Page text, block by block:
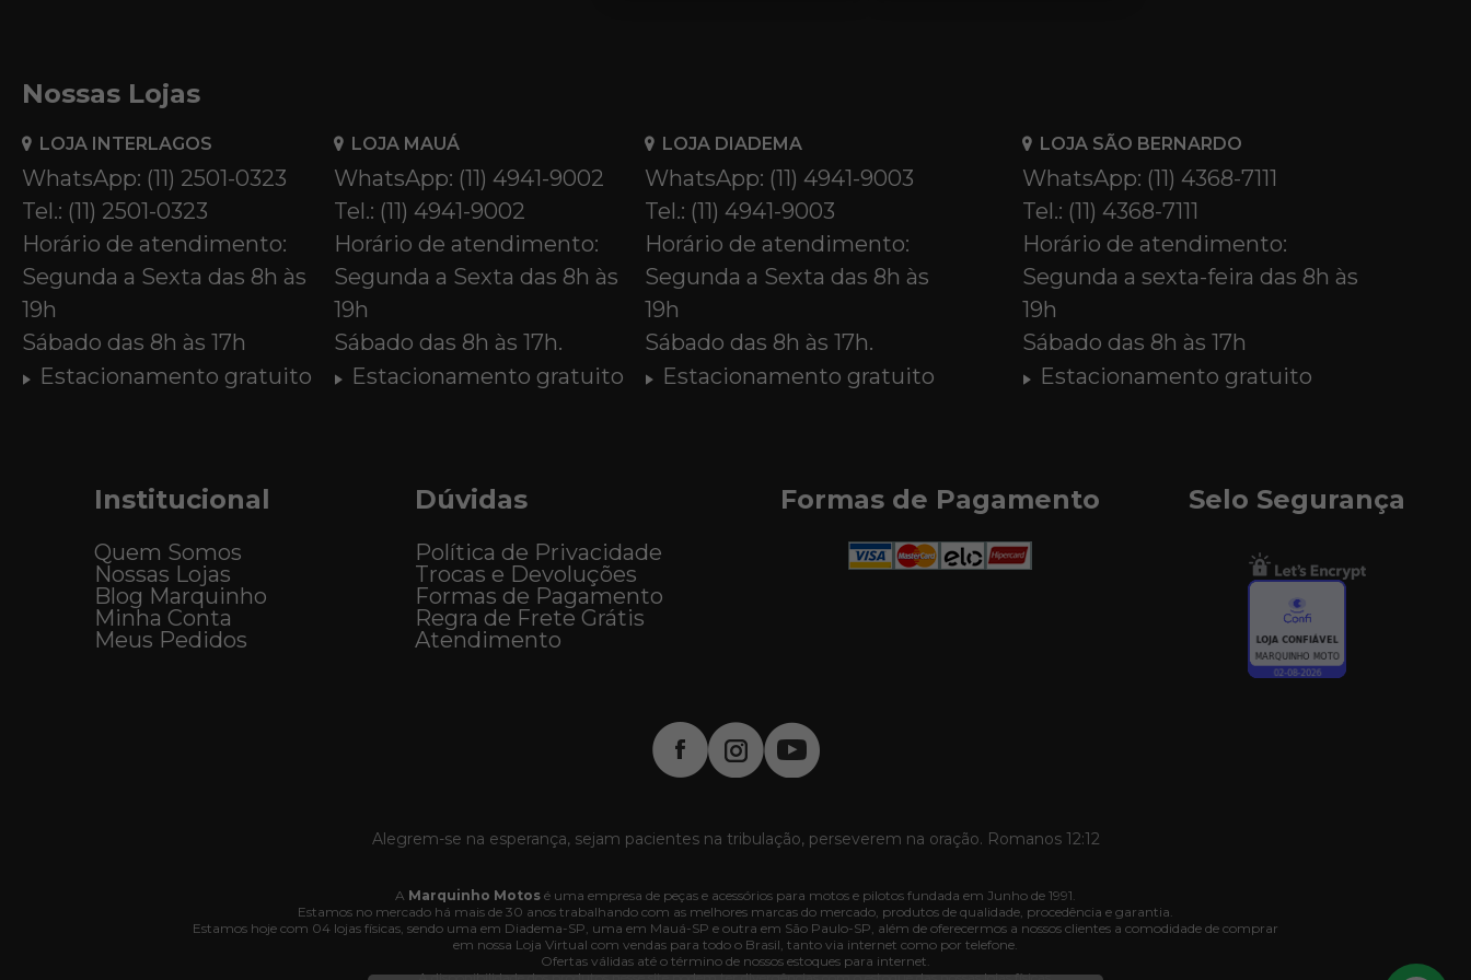
Nossas Lojas
LOJA INTERLAGOS
WhatsApp: (11) 2501-0323
Tel.: (11) 2501-0323
Horário de atendimento:
Segunda a Sexta das 8h às
19h
Sábado das 8h às 17h
Estacionamento gratuito
LOJA MAUÁ
WhatsApp: (11) 4941-9002
Tel.: (11) 4941-9002
Horário de atendimento:
Segunda a Sexta das 8h às
19h
Sábado das 8h às 17h.
Estacionamento gratuito
LOJA DIADEMA
WhatsApp: (11) 4941-9003
Tel.: (11) 4941-9003
Horário de atendimento:
Segunda a Sexta das 8h às
19h
Sábado das 8h às 17h.
Estacionamento gratuito
LOJA SÃO BERNARDO
WhatsApp: (11) 4368-7111
Tel.: (11) 4368-7111
Horário de atendimento:
Segunda a sexta-feira das 8h às
19h
Sábado das 8h às 17h
Estacionamento gratuito
Institucional
Quem Somos
Nossas Lojas
Blog Marquinho
Minha Conta
Meus Pedidos
Dúvidas
Política de Privacidade
Trocas e Devoluções
Formas de Pagamento
Regra de Frete Grátis
Atendimento
Formas de Pagamento Selo Segurança
Alegrem-se na esperança, sejam pacientes na tribulação, perseverem na oração. Romanos 12:12
A Marquinho Motos é uma empresa de peças e acessórios para motos e pilotos fundada em Junho de 1991.
Estamos no mercado há mais de 30 anos trabalhando com as melhores marcas do mercado, produtos de qualidade, procedência e garantia.
Estamos hoje com 04 lojas físicas, sendo uma em Diadema-SP, uma em Mauá-SP e outra em São Paulo-SP, além de oferecermos a nossos clientes a comodidade de comprar
em nossa Loja Virtual com vendas para todo o Brasil, tanto via internet como por telefone.
Ofertas válidas até o término de nossos estoques para internet.